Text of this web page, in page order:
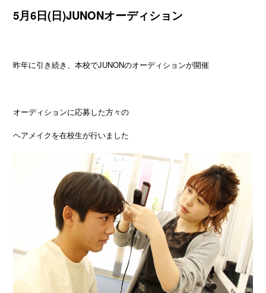
5月6日(日)JUNONオーディション
昨年に引き続き、本校でJUNONのオーディションが開催
オーディションに応募した方々の
ヘアメイクを在校生が行いました